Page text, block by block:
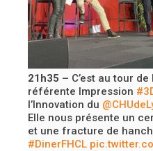
21h35 – C’est au tour
référente Impression
l’Innovation du
Elle nous présente un
et une fracture de
#DinerFHCL